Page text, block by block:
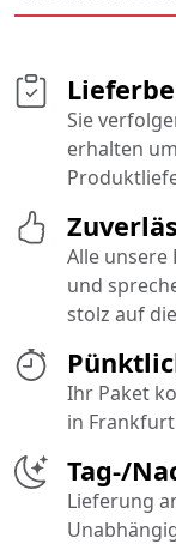
Ihr Paket
in
Tag-/
Lieferung
Sie
erhalten
Alle unsere
und
stolz auf